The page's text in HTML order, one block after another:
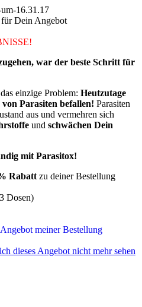
Dein Angebot
war der beste Schritt für
einzige Problem: Heutzutage
Parasiten befallen! Parasiten
aus und vermehren sich
und schwächen Dein
mit Parasitox!
Rabatt zu deiner Bestellung
Dosen)
meiner Bestellung
dieses Angebot nicht mehr sehen